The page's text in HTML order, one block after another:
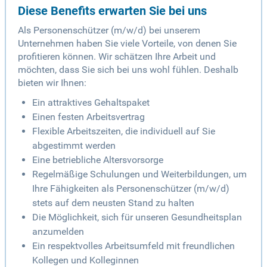
Diese Benefits erwarten Sie bei uns
Als Personenschützer (m/w/d) bei unserem
Unternehmen haben Sie viele Vorteile, von denen Sie
profitieren können. Wir schätzen Ihre Arbeit und
möchten, dass Sie sich bei uns wohl fühlen. Deshalb
bieten wir Ihnen:
Ein attraktives Gehaltspaket
Einen festen Arbeitsvertrag
Flexible Arbeitszeiten, die individuell auf Sie
abgestimmt werden
Eine betriebliche Altersvorsorge
Regelmäßige Schulungen und Weiterbildungen, um
Ihre Fähigkeiten als Personenschützer (m/w/d)
stets auf dem neusten Stand zu halten
Die Möglichkeit, sich für unseren Gesundheitsplan
anzumelden
Ein respektvolles Arbeitsumfeld mit freundlichen
Kollegen und Kolleginnen